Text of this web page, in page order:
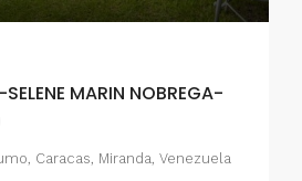
MARIN NOBREGA-
Caracas, Miranda, Venezuela